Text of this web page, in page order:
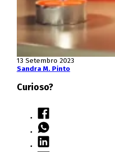
13 Setembro 2023
Sandra M. Pinto
Curioso?